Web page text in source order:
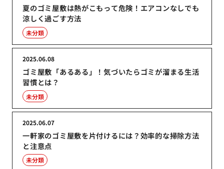
夏のゴミ屋敷は熱がこもって危険！エアコンなしでも
涼しく過ごす方法
未分類
ゴミ屋敷「あるある」！気づいたらゴミが溜まる生活
習慣とは？
2025.06.08
未分類
一軒家のゴミ屋敷を片付けるには？効率的な掃除方法
と注意点
2025.06.07
未分類